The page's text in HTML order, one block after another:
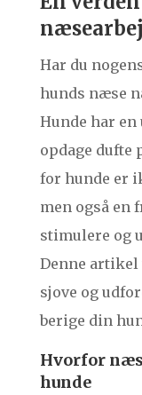
Har du
hunds næse
Hunde har
opdage dufte
for hunde er
men også en
stimulere og
Denne
sjove og
berige din
Hvorfor
hunde